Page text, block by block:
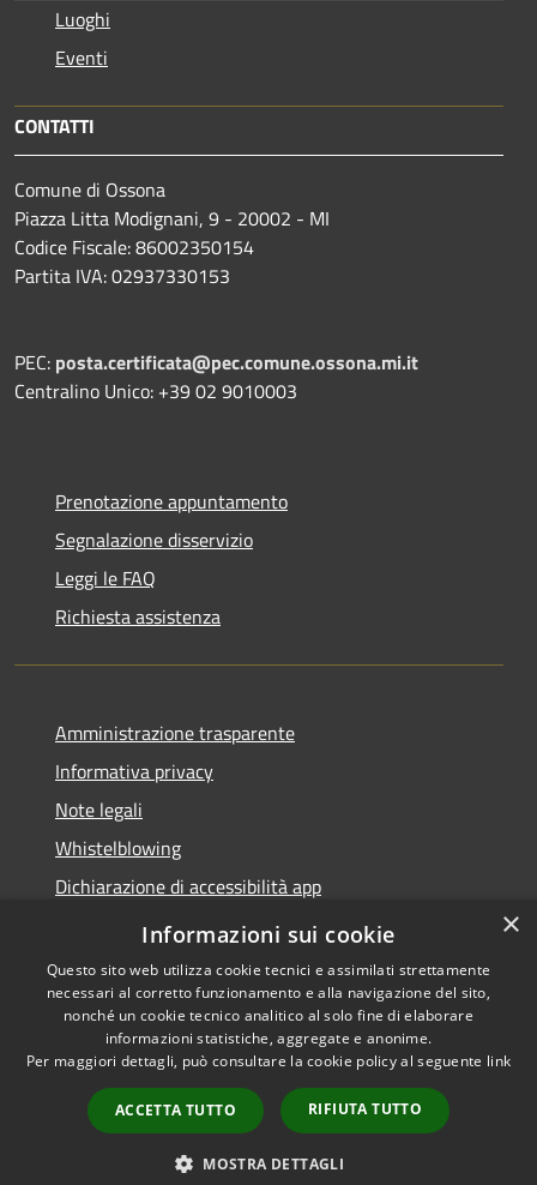
Luoghi
Eventi
CONTATTI
Comune di Ossona
Piazza Litta Modignani, 9 - 20002 - MI
Codice Fiscale: 86002350154
Partita IVA: 02937330153
PEC: posta.certificata@pec.comune.ossona.mi.it
Centralino Unico: +39 02 9010003
Prenotazione appuntamento
Segnalazione disservizio
Leggi le FAQ
Richiesta assistenza
Amministrazione trasparente
Informativa privacy
Note legali
Whistelblowing
Dichiarazione di accessibilità app
Dichiarazione di accessibilità sito
Accessibilità
Copyright © 2026 • Comune di
Ossona • Powered by
Municipium•
Accesso
redazione
×
Informazioni sui cookie
Questo sito web utilizza cookie tecnici e assimilati strettamente
necessari al corretto funzionamento e alla navigazione del sito,
nonché un cookie tecnico analitico al solo fine di elaborare
informazioni statistiche, aggregate e anonime.
Per maggiori dettagli, può consultare la cookie policy al seguente link
ACCETTA TUTTO RIFIUTA TUTTO
MOSTRA DETTAGLI